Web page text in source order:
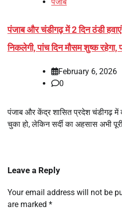
पंजाब और चंडीगढ़ में 2 दिन ठंडी
निकलेगी, पांच दिन मौसम शुष्क
February 6, 2026
0
पंजाब और केंद्र शासित प्रदेश चंडीगढ़ में
चुका हो, लेकिन सर्दी का अहसास अभी
Leave a Reply
Your email address will not be
are marked *